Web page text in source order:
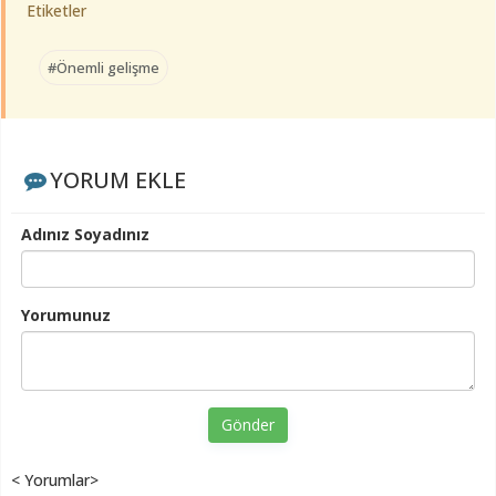
Etiketler
#Önemli gelişme
YORUM EKLE
Adınız Soyadınız
Yorumunuz
Gönder
< Yorumlar>